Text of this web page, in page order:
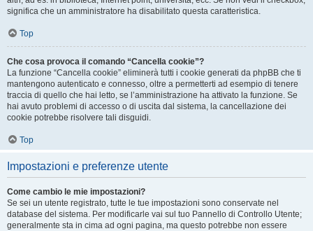
significa che un amministratore ha disabilitato questa caratteristica.
Top
Che cosa provoca il comando “Cancella cookie”?
La funzione “Cancella cookie” eliminerà tutti i cookie generati da phpBB che ti
mantengono autenticato e connesso, oltre a permetterti ad esempio di tenere
traccia di quello che hai letto, se l’amministrazione ha attivato la funzione. Se
hai avuto problemi di accesso o di uscita dal sistema, la cancellazione dei
cookie potrebbe risolvere tali disguidi.
Top
Impostazioni e preferenze utente
Come cambio le mie impostazioni?
Se sei un utente registrato, tutte le tue impostazioni sono conservate nel
database del sistema. Per modificarle vai sul tuo Pannello di Controllo Utente;
generalmente sta in cima ad ogni pagina, ma questo potrebbe non essere